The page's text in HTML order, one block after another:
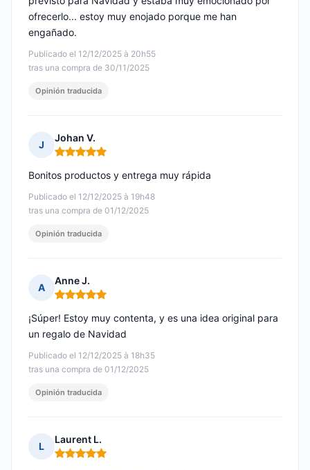
Publicado el 12/12/2025 à 20h55
tras una compra de 30/11/2025
ofrecerlo... estoy muy enojado porque me han
engañado.
Opinión traducida
J
Johan V.
Nota: 5 de 5
Publicado el 12/12/2025 à 19h48
tras una compra de 01/12/2025
Bonitos productos y entrega muy rápida
Opinión traducida
A
Anne J.
Nota: 5 de 5
Publicado el 12/12/2025 à 18h35
tras una compra de 01/12/2025
¡Súper! Estoy muy contenta, y es una idea original para
un regalo de Navidad
Opinión traducida
L
Laurent L.
Nota: 5 de 5